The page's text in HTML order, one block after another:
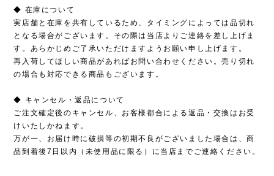
◆ 在庫について
実店舗と在庫を共有しているため、タイミングによっては品切れ
となる場合がございます。その際は当店よりご連絡を差し上げま
す。あらかじめご了承いただけますようお願い申し上げます。
再入荷してほしい商品があればお問い合わせください。売り切れ
の場合も対応できる商品もございます。
◆ キャンセル・返品について
ご注文確定後のキャンセル、お客様都合による返品・交換はお受
けいたしかねます。
万が一、お届け時に破損等の初期不良がございました場合は、商
品到着後7日以内（未使用品に限る）に当店までご連絡ください。